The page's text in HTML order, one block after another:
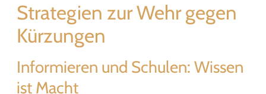
Strategien zur Wehr gegen
Kürzungen
Informieren und Schulen: Wissen
ist Macht